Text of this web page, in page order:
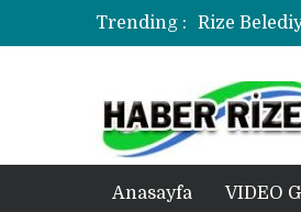
Trending :
Rize
Üzerine
Rize’de
Anasayfa VIDEO